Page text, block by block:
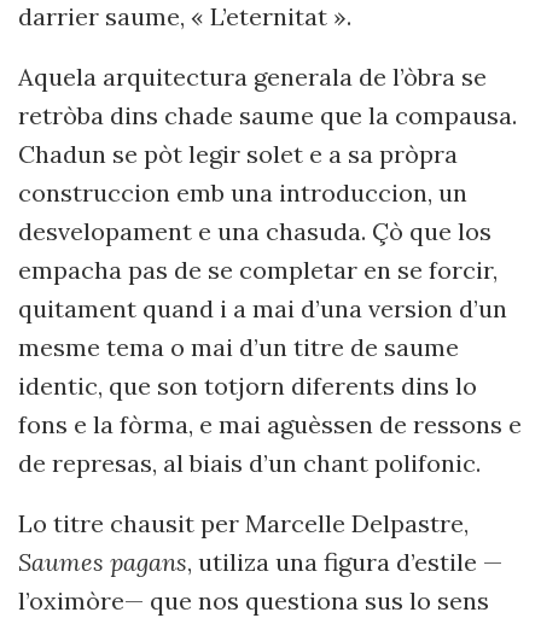
darrier saume, « L’eternitat ».
Aquela arquitectura generala de l’òbra se
retròba dins chade saume que la compausa.
Chadun se pòt legir solet e a sa pròpra
construccion emb una introduccion, un
desvelopament e una chasuda. Çò que los
empacha pas de se completar en se forcir,
quitament quand i a mai d’una version d’un
mesme tema o mai d’un titre de saume
identic, que son totjorn diferents dins lo
fons e la fòrma, e mai aguèssen de ressons e
de represas, al biais d’un chant polifonic.
Lo titre chausit per Marcelle Delpastre,
Saumes pagans, utiliza una figura d’estile —
l’oximòre— que nos questiona sus lo sens